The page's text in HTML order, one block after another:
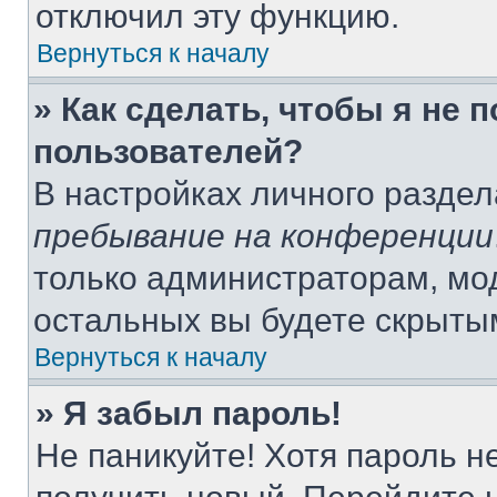
отключил эту функцию.
Вернуться к началу
» Как сделать, чтобы я не
пользователей?
В настройках личного
пребывание на конференции
только администраторам,
остальных вы будете
Вернуться к началу
» Я забыл пароль!
Не паникуйте! Хотя пароль